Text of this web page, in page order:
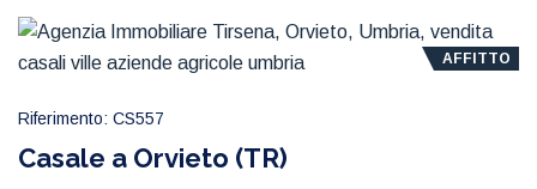
AFFITTO
Riferimento: CS557
Casale a Orvieto (TR)